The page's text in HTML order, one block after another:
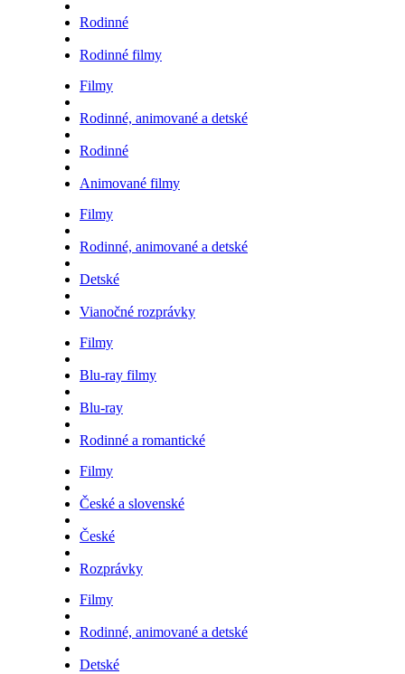
Rodinné
Rodinné filmy
Filmy
Rodinné, animované a detské
Rodinné
Animované filmy
Filmy
Rodinné, animované a detské
Detské
Vianočné rozprávky
Filmy
Blu-ray filmy
Blu-ray
Rodinné a romantické
Filmy
České a slovenské
České
Rozprávky
Filmy
Rodinné, animované a detské
Detské